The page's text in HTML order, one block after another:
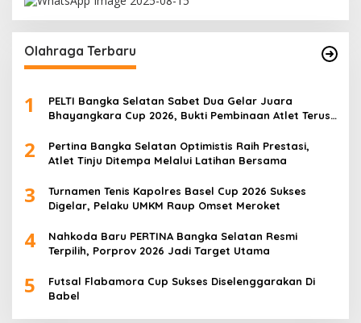
Olahraga Terbaru
1
PELTI Bangka Selatan Sabet Dua Gelar Juara
Bhayangkara Cup 2026, Bukti Pembinaan Atlet Terus
2
Pertina Bangka Selatan Optimistis Raih Prestasi,
Atlet Tinju Ditempa Melalui Latihan Bersama
3
Turnamen Tenis Kapolres Basel Cup 2026 Sukses
Digelar, Pelaku UMKM Raup Omset Meroket
4
Nahkoda Baru PERTINA Bangka Selatan Resmi
Terpilih, Porprov 2026 Jadi Target Utama
5
Futsal Flabamora Cup Sukses Diselenggarakan Di
Babel